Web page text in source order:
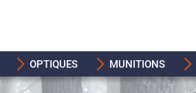
OPTIQUES MUNITIONS